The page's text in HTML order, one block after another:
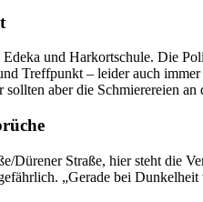
und Harkortschule. Die
Treffpunkt – leider auch
aber die Schmierereien
Dürener Straße, hier steht die
„Gerade bei